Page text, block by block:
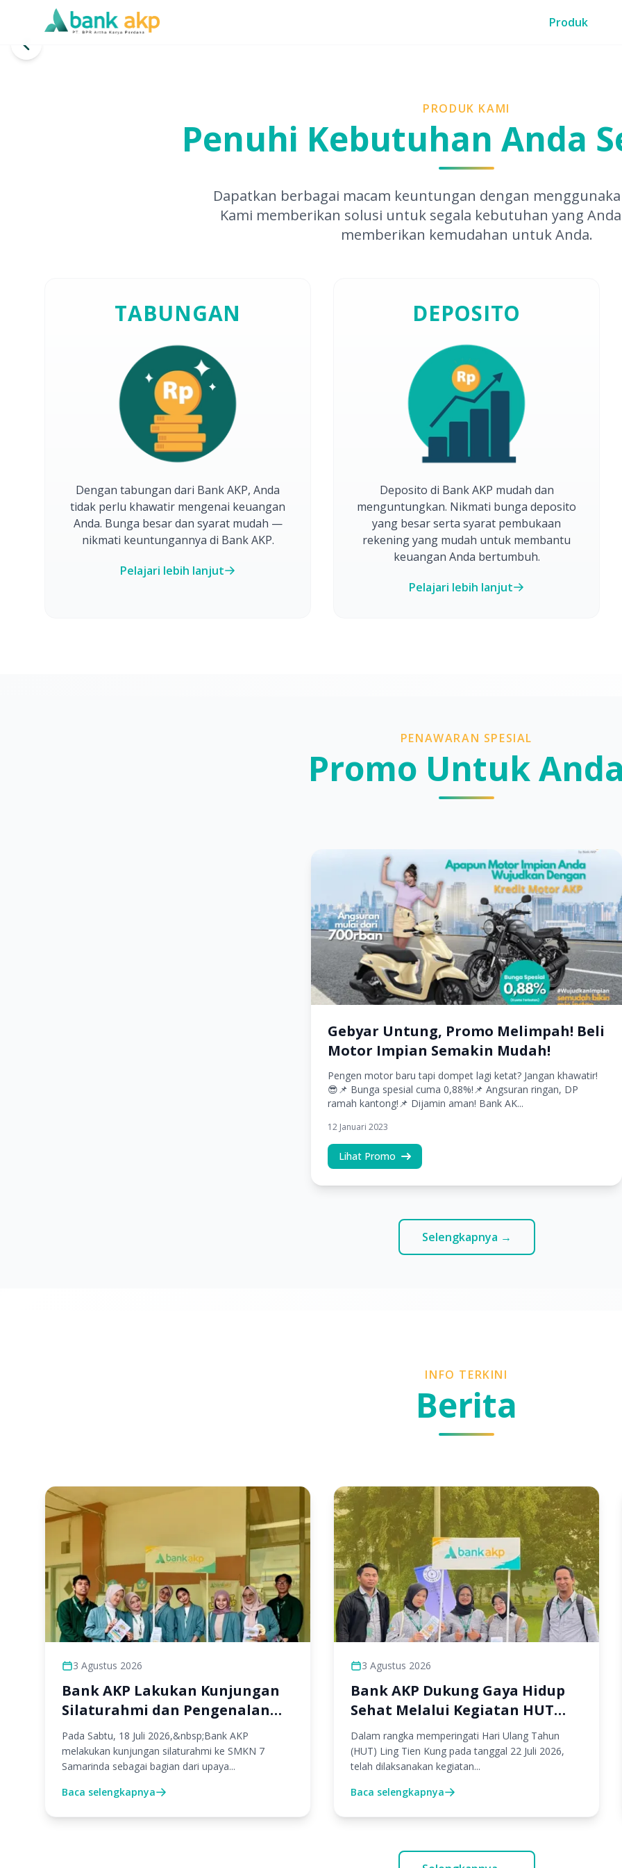
Produk
Bank AKP - PT. BPR Artha Karya Perdana, Bersama Membangun Masa Depan
PRODUK KAMI
Penuhi Kebutuhan Anda
Dapatkan berbagai macam keuntungan dengan
Kami memberikan solusi untuk segala kebutuhan yang
memberikan kemudahan untuk Anda.
TABUNGAN
Dengan tabungan dari Bank AKP, Anda
tidak perlu khawatir mengenai keuangan
Anda. Bunga besar dan syarat mudah —
nikmati keuntungannya di Bank AKP.
Pelajari lebih lanjut
DEPOSITO
Deposito di Bank AKP mudah dan
menguntungkan. Nikmati bunga deposito
yang besar serta syarat pembukaan
rekening yang mudah untuk membantu
keuangan Anda bertumbuh.
Pelajari lebih lanjut
PENAWARAN SPESIAL
Promo Untuk
Gebyar Untung, Promo Melimpah! Beli
Motor Impian Semakin Mudah!
Pengen motor baru tapi dompet lagi ketat? Jangan khawatir!
😎📌 Bunga spesial cuma 0,88%!📌 Angsuran ringan, DP
ramah kantong!📌 Dijamin aman! Bank AK...
12 Januari 2023
Lihat Promo
Selengkapnya →
INFO TERKINI
Berita
3 Agustus 2026
Bank AKP Lakukan Kunjungan
Silaturahmi dan Pengenalan
Produk Perbankan di SMKN 7
Samarinda
Pada Sabtu, 18 Juli 2026,&nbsp;Bank AKP
melakukan kunjungan silaturahmi ke SMKN 7
Samarinda sebagai bagian dari upaya...
Baca selengkapnya
3 Agustus 2026
Bank AKP Dukung Gaya Hidup
Sehat Melalui Kegiatan HUT
Ling Tien Kung
Dalam rangka memperingati Hari Ulang Tahun
(HUT) Ling Tien Kung pada tanggal 22 Juli 2026,
telah dilaksanakan kegiatan...
Baca selengkapnya